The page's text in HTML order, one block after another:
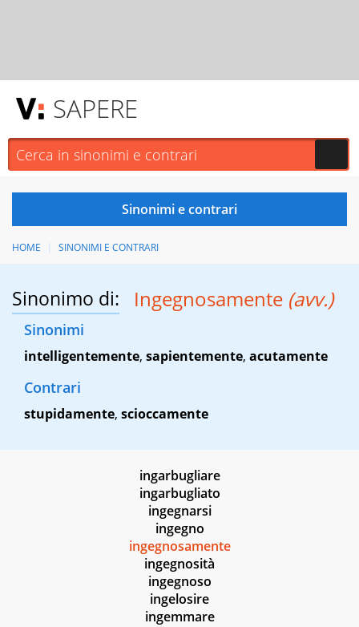
SAPERE
HOME SINONIMI E CONTRARI
Sinonimo di: Ingegnosamente (avv.)
Sinonimi
intelligentemente, sapientemente, acutamente
Contrari
stupidamente, scioccamente
ingarbugliare
ingarbugliato
ingegnarsi
ingegno
ingegnosamente
ingegnosità
ingegnoso
ingelosire
ingemmare